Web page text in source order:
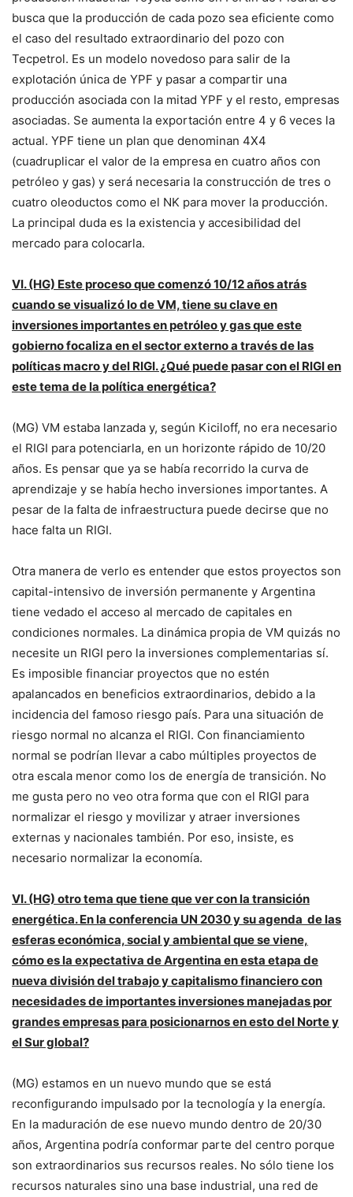
busca que la producción de cada pozo sea eficiente como
el caso del resultado extraordinario del pozo con
Tecpetrol. Es un modelo novedoso para salir de la
explotación única de YPF y pasar a compartir una
producción asociada con la mitad YPF y el resto, empresas
asociadas. Se aumenta la exportación entre 4 y 6 veces la
actual. YPF tiene un plan que denominan 4X4
(cuadruplicar el valor de la empresa en cuatro años con
petróleo y gas) y será necesaria la construcción de tres o
cuatro oleoductos como el NK para mover la producción.
La principal duda es la existencia y accesibilidad del
mercado para colocarla.
VI. (HG) Este proceso que comenzó 10/12 años atrás
cuando se visualizó lo de VM, tiene su clave en
inversiones importantes en petróleo y gas que este
gobierno focaliza en el sector externo a través de las
políticas macro y del RIGI. ¿Qué puede pasar con el RIGI en
este tema de la política energética?
(MG) VM estaba lanzada y, según Kiciloff, no era necesario
el RIGI para potenciarla, en un horizonte rápido de 10/20
años. Es pensar que ya se había recorrido la curva de
aprendizaje y se había hecho inversiones importantes. A
pesar de la falta de infraestructura puede decirse que no
hace falta un RIGI.
Otra manera de verlo es entender que estos proyectos son
capital-intensivo de inversión permanente y Argentina
tiene vedado el acceso al mercado de capitales en
condiciones normales. La dinámica propia de VM quizás no
necesite un RIGI pero la inversiones complementarias sí.
Es imposible financiar proyectos que no estén
apalancados en beneficios extraordinarios, debido a la
incidencia del famoso riesgo país. Para una situación de
riesgo normal no alcanza el RIGI. Con financiamiento
normal se podrían llevar a cabo múltiples proyectos de
otra escala menor como los de energía de transición. No
me gusta pero no veo otra forma que con el RIGI para
normalizar el riesgo y movilizar y atraer inversiones
externas y nacionales también. Por eso, insiste, es
necesario normalizar la economía.
VI. (HG) otro tema que tiene que ver con la transición
energética. En la conferencia UN 2030 y su agenda de las
esferas económica, social y ambiental que se viene,
cómo es la expectativa de Argentina en esta etapa de
nueva división del trabajo y capitalismo financiero con
necesidades de importantes inversiones manejadas por
grandes empresas para posicionarnos en esto del Norte y
el Sur global?
(MG) estamos en un nuevo mundo que se está
reconfigurando impulsado por la tecnología y la energía.
En la maduración de ese nuevo mundo dentro de 20/30
años, Argentina podría conformar parte del centro porque
son extraordinarios sus recursos reales. No sólo tiene los
recursos naturales sino una base industrial, una red de